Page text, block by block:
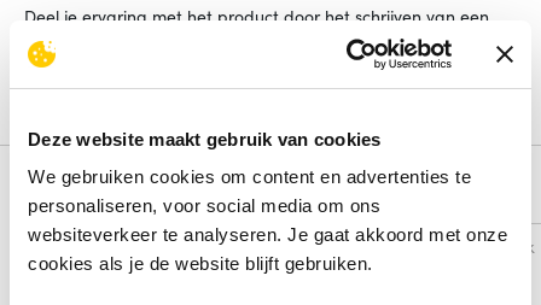
Deze website maakt gebruik van cookies
We gebruiken cookies om content en advertenties te
personaliseren, voor social media om ons
websiteverkeer te analyseren. Je gaat akkoord met onze
cookies als je de website blijft gebruiken.
Deel je ervaring met het product door het schrijven van een
review.
Schrijf een review
Alternatieven
Vergelijk Vergelijk